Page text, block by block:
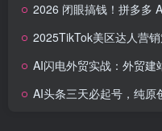
2026 闭眼搞钱！拼多多
2025TikTok美区达人营销策
AI闪电外贸实战：外贸建站/开
AI头条三天必起号，纯原创情感